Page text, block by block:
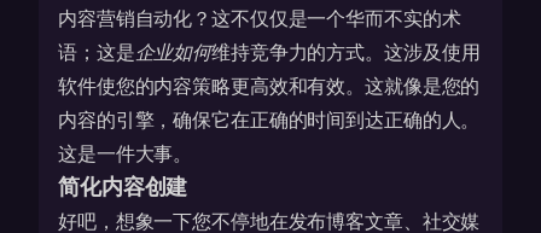
内容营销自动化？这不仅仅是一个华而不实的术
语；这是企业如何维持竞争力的方式。这涉及使用
软件使您的内容策略更高效和有效。这就像是您的
内容的引擎，确保它在正确的时间到达正确的人。
这是一件大事。
简化内容创建
好吧，想象一下您不停地在发布博客文章、社交媒